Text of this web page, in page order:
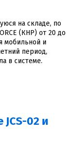
на складе, по
(КНР) от 20 до
мобильной и
период,
в системе.
02 и